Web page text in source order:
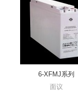
6-XFMJ系列
面议